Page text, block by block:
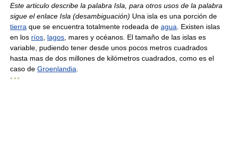
Este articulo describe la palabra Isla, para otros usos de la palabra
sigue el enlace Isla (desambiguación) Una isla es una porción de
tierra que se encuentra totalmente rodeada de agua . Existen islas
en los ríos lagos , mares y océanos. El tamaño de las islas es
variable, pudiendo tener desde unos pocos metros cuadrados
hasta mas de dos millones de kilómetros cuadrados, como es el
caso de Groenlandia
* * *